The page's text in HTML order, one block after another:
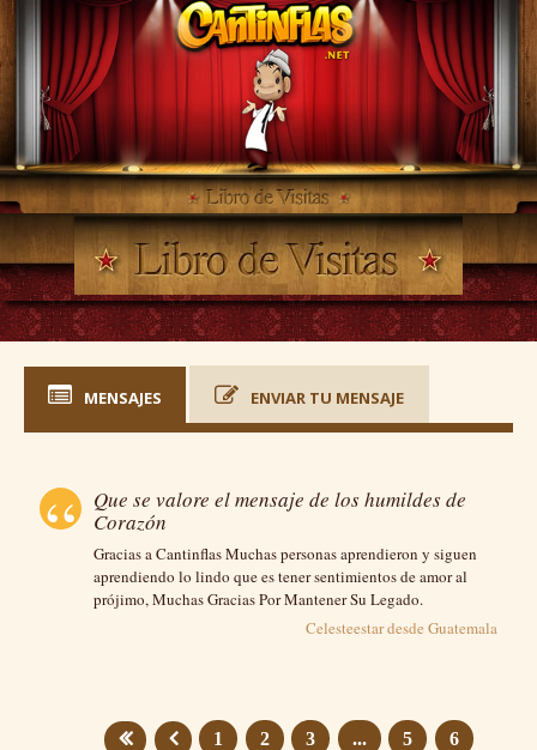
MENSAJES ENVIAR TU MENSAJE
Que se valore el mensaje de los humildes de
Corazón
Gracias a Cantinflas Muchas personas aprendieron y siguen
aprendiendo lo lindo que es tener sentimientos de amor al
prójimo, Muchas Gracias Por Mantener Su Legado.
Celesteestar desde Guatemala
1 2 3 ... 5 6